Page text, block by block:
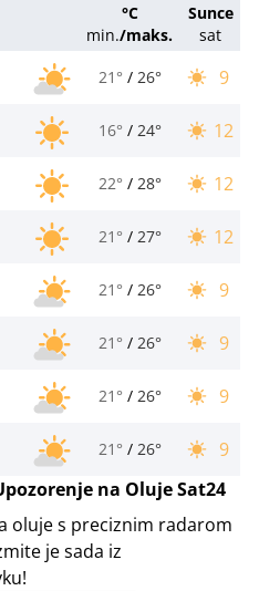
°C
min./maks.
Sunce
sat
21° / 26° 9
16° / 24° 12
22° / 28° 12
21° / 27° 12
21° / 26° 9
21° / 26° 9
21° / 26° 9
21° / 26°
9
na Oluje Sat24
oluje s preciznim radarom
je sada iz